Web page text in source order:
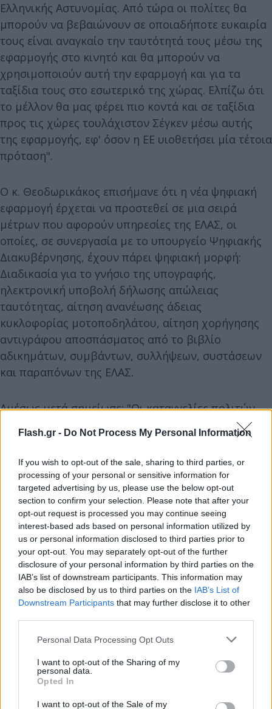
Flash.gr - Do Not Process My Personal Information
If you wish to opt-out of the sale, sharing to third parties, or
processing of your personal or sensitive information for
targeted advertising by us, please use the below opt-out
section to confirm your selection. Please note that after your
opt-out request is processed you may continue seeing
interest-based ads based on personal information utilized by
us or personal information disclosed to third parties prior to
your opt-out. You may separately opt-out of the further
disclosure of your personal information by third parties on the
IAB’s list of downstream participants. This information may
also be disclosed by us to third parties on the IAB’s List of
Downstream Participants that may further disclose it to other
Please note that this website/app uses one or more Google
not limited to your visit or usage behaviour. You may click to
grant or deny consent to Google and its third-party tags to
use your data for below specified purposes in below Google
consent section.
Personal Data Processing Opt Outs
I want to opt-out of the Sharing of my
personal data.
Opted In
I want to opt-out of the Sale of my
Ελληνικής Αστυνομίας. Από τώρα οι πολίτες θα
μπορούν να βεβαιώνουν σε οποιαδήποτε ευκαιρία
τους είναι αναγκαίο την ταυτότητά τους μέσω της
εφαρμογής στο κινητό και θα μπορούν να
χρησιμοποιούν αυτή την εφαρμογή και για τα
ταξίδια τους στο εσωτερικό της χώρας. Ελπίζω ότι
το μέλλον θα μας φέρει πιο κοντά και σε ταξίδια
προς τις χώρες τουλάχιστον Σέγκεν μέσω αυτής
της εφαρμογής, εφ' όσον η ΕΕ υιοθετήσει μία τέτοια
πρόταση".
Ο κ. Θεοδωρικάκος επισήμανε ότι η νέα ψηφιακή
εφαρμογή έρχεται να προστεθεί σε μια σειρά
μέτρων που αφορούν υπηρεσίες της ΕΛΑΣ, οι
οποίες, σε συνεργασία με το υπουργείο Ψηφιακής
Διακυβέρνησης, έχουν πάρει ψηφιακή μορφή:
Διαδικασία για το γνήσιο της υπογραφής,
ηλεκτρονική υποβολή δήλωσης απώλειας
ταυτότητας, αίτηση ανανέωσης άδειας
κυκλοφορίας μοτοποδηλάτου, αίτηση χορήγησης
αντιγράφου αποσπάσματος από το βιβλίο
αδικημάτων, συμβάντων, συλλήψεων, συστάσεων
και παραπόνων της ΕΛΑΣ.
Αμέσως μετά σημείωσε: "Οι καταγγελίες πολιτών
κυβερνοχώρο, όλα αυτά πλέον, εδώ και αρκετούς
μήνες, γίνονται με ηλεκτρονικό τρόπο. Έπαψαν να
είναι αιτίες για να πηγαίνουν οι πολίτες της χώρας
στο αστυνομικό τμήμα της περιοχής τους.
Εξυπηρετούνται πλέον πολύ πιο πρακτικά και
ουσιαστικά, χωρίς να δαπανώνται δυνάμεις
αστυνομικών και χωρίς οι πολίτες να χάνουν
χρόνο".
Ως κορυφαία στην ψηφιακή μεταρρύθμιση που
αφορά την ΕΛΑΣ, χαρακτήρισε ο υπουργός την
προώθηση της ψηφιοποίησης της επίδοσης 1,5
εκατομμυρίου δικογράφων ετησίως.
"Απελευθερώνονται 1.500 αστυνομικοί καθημερινά,
που επιστρέφουν από τον Σεπτέμβριο στο βασικό
τους καθήκον - την ασφάλεια του πολίτη",